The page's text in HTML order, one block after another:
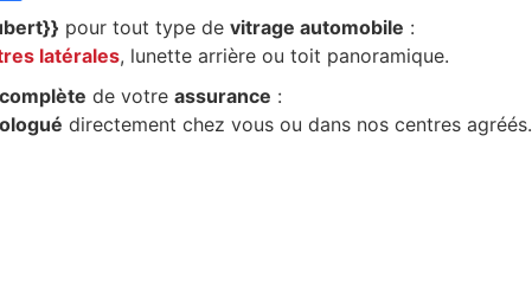
pour tout type de vitrage automobile :
latérales, lunette arrière ou toit panoramique.
de votre assurance :
directement chez vous ou dans nos centres agréés.